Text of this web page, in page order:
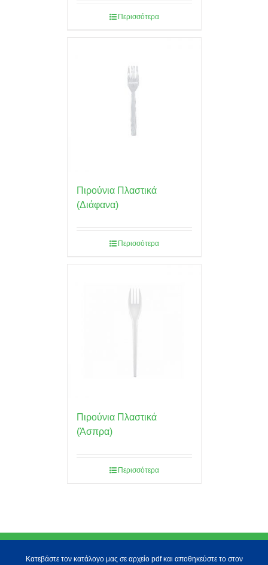
Περισσότερα
Πιρούνια Πλαστικά
(Διάφανα)
Περισσότερα
Πιρούνια Πλαστικά
(Άσπρα)
Περισσότερα
Κατεβάστε τον κατάλογο μας σε αρχείο pdf και αποθηκεύστε το στον